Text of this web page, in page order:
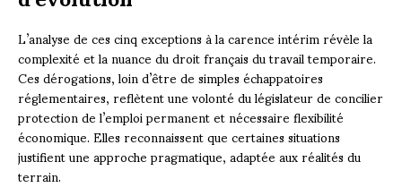
L’analyse de ces cinq exceptions à la carence intérim révèle la
complexité et la nuance du droit français du travail temporaire.
Ces dérogations, loin d’être de simples échappatoires
réglementaires, reflètent une volonté du législateur de concilier
protection de l’emploi permanent et nécessaire flexibilité
économique. Elles reconnaissent que certaines situations
justifient une approche pragmatique, adaptée aux réalités du
terrain.